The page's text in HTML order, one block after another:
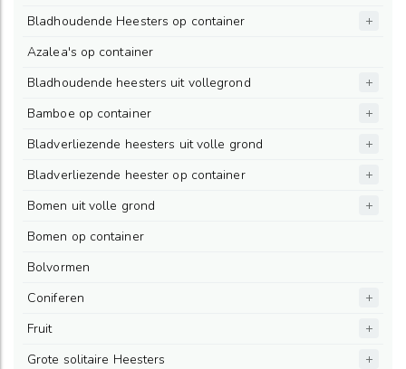
Bladhoudende Heesters op container
Azalea's op container
Bladhoudende heesters uit vollegrond
Bamboe op container
Bladverliezende heesters uit volle grond
Bladverliezende heester op container
Bomen uit volle grond
Bomen op container
Bolvormen
Coniferen
Fruit
Grote solitaire Heesters